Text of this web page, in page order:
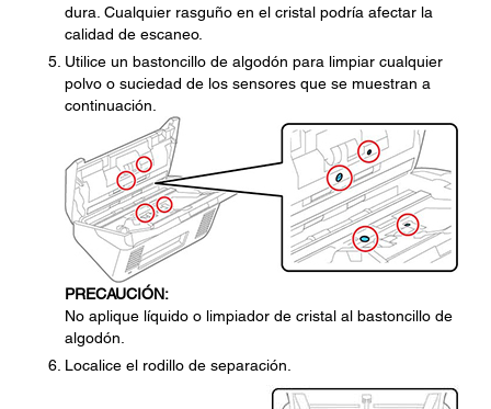
dura. Cualquier rasguño en el cristal podría afectar la
calidad de escaneo.
Utilice un bastoncillo de algodón para limpiar cualquier
polvo o suciedad de los sensores que se muestran a
continuación.
PRECAUCIÓN:
No aplique líquido o limpiador de cristal al bastoncillo de
algodón.
Localice el rodillo de separación.